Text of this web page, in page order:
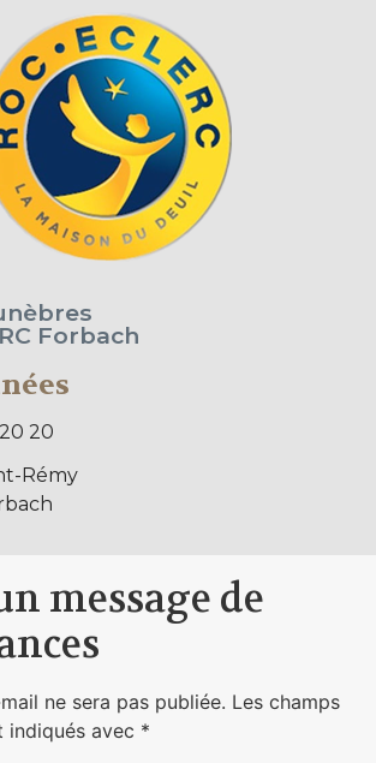
Forbach
20
Rémy
message de
ne sera pas publiée. Les champs
avec *